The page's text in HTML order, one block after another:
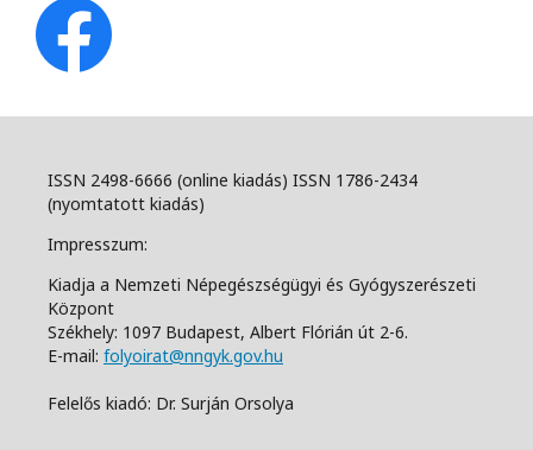
ISSN 2498-6666 (online kiadás) ISSN 1786-2434
(nyomtatott kiadás)
Impresszum:
Kiadja a Nemzeti Népegészségügyi és Gyógyszerészeti
Központ
Székhely: 1097 Budapest, Albert Flórián út 2-6.
E-mail: folyoirat@nngyk.gov.hu
Felelős kiadó: Dr. Surján Orsolya